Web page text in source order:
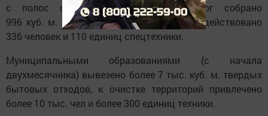
с полос отвода автомобильных дорог собрано
996 куб. м. твердых бытовых отходов, задействовано
336 человек и 110 единиц спецтехники.
Муниципальными образованиями (с начала
двухмесячника) вывезено более 7 тыс. куб. м. твердых
бытовых отходов, к очистке территорий привлечено
более 10 тыс. чел и более 300 единиц техники.